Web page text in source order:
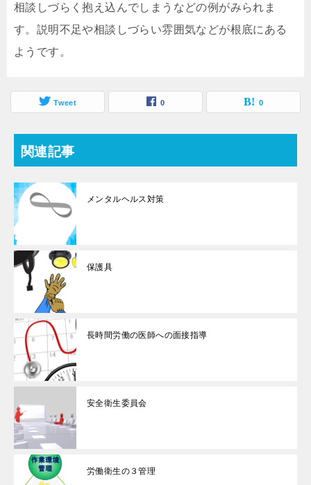
相談しづらく抱え込んでしまうなどの例がみられま
す。説明不足や相談しづらい雰囲気などが根底にある
ようです。
Tweet 0 0
関連記事
メンタルヘルス対策
保護具
長時間労働の医師への面接指導
安全衛生委員会
労働衛生の３管理